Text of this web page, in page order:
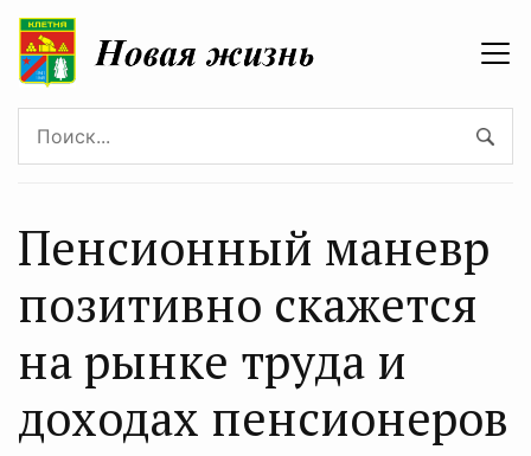
Пенсионный маневр
позитивно скажется
на рынке труда и
доходах пенсионеров